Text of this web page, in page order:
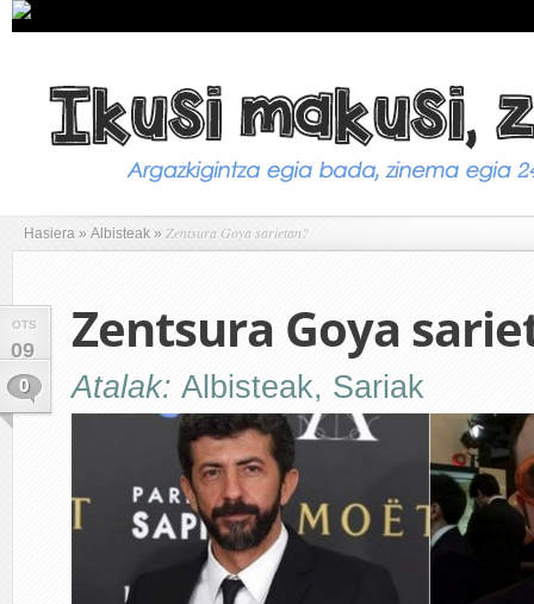
Hasiera » Albisteak » Zentsura Goya sarietan?
OTS
09
0
Zentsura Goya
Atalak: Albisteak, Sariak